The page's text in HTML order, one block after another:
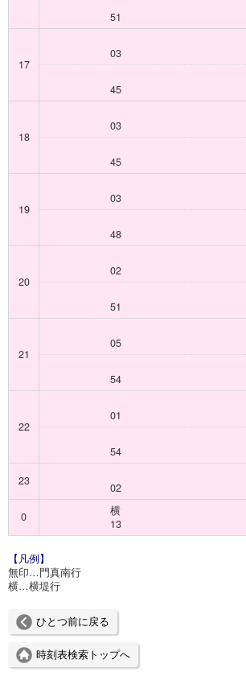
51
17
03
45
18
03
45
19
03
48
20
02
51
21
05
54
22
01
54
23
02
0
横
13
【凡例】
無印…門真南行
横…横堤行
ひとつ前に戻る
時刻表検索トップへ